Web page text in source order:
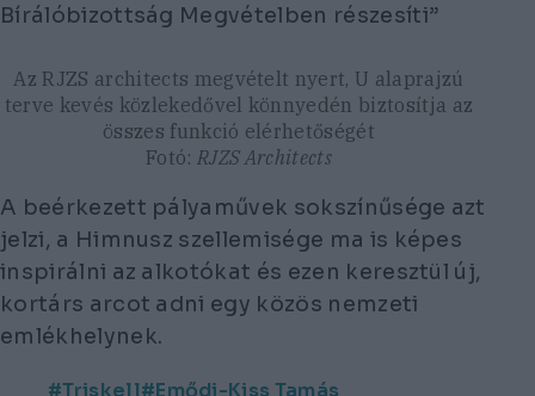
Bírálóbizottság Megvételben részesíti”
Az RJZS architects megvételt nyert, U alaprajzú
terve kevés közlekedővel könnyedén biztosítja az
összes funkció elérhetőségét
Fotó: RJZS Architects
A beérkezett pályaművek sokszínűsége azt
jelzi, a Himnusz szellemisége ma is képes
inspirálni az alkotókat és ezen keresztül új,
kortárs arcot adni egy közös nemzeti
emlékhelynek.
Triskell
Emődi-Kiss Tamás